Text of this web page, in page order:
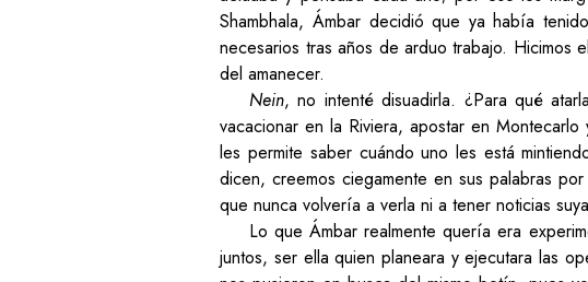
Shambhala, Ámbar decidió que ya había
necesarios tras años de arduo trabajo. Hicimos
del amanecer.
Nein, no intenté disuadirla. ¿Para qué
vacacionar en la Riviera, apostar en
les permite saber cuándo uno les está
dicen, creemos ciegamente en sus palabras
que nunca volvería a verla ni a tener noticias
Lo que Ámbar realmente quería era
juntos, ser ella quien planeara y ejecutara las